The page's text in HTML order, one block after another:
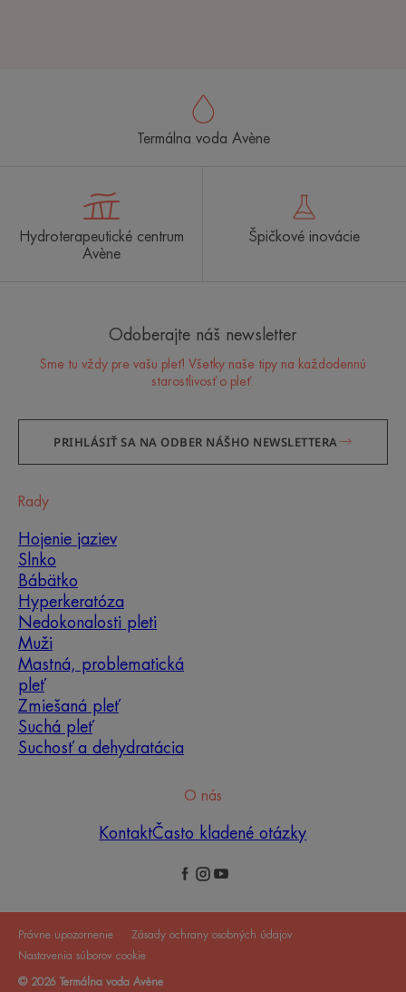
Ktorú rutinu starostlivosti o
pleť by ste mali zvoliť?
Identifikujte, čo skutočne potrebuje vaša pleť, s
rutinu starostlivosti o pleť pre vás.
Termálna voda Avène
Hydroterapeutické centrum
Avène
Špičkové inovácie
Odoberajte náš newsletter
Sme tu vždy pre vašu pleť! Všetky naše tipy na každodennú
starostlivosť o pleť.
PRIHLÁSIŤ SA NA ODBER NÁŠHO NEWSLETTERA
Rady
Hojenie jaziev
Slnko
Bábätko
Hyperkeratóza
Nedokonalosti pleti
Muži
Mastná, problematická
pleť
Zmiešaná pleť
Suchá pleť
Suchosť a dehydratácia
O nás
KontaktČasto kladené otázky
Právne upozornenie
Zásady ochrany osobných údajov
Nastavenia súborov cookie
© 2026 Termálna voda Avène